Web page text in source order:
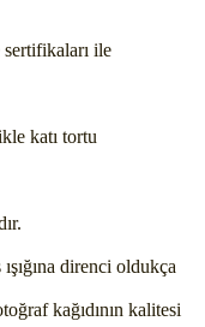
ile
katı tortu
direnci oldukça
kağıdının kalitesi